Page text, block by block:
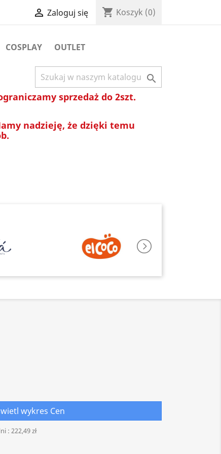
 Zaloguj się shopping_cart Koszyk (0)
COSPLAY OUTLET

sprzedaż do 2szt.
nadzieję, że dzięki temu
wykres Cen
: 222,49 zł